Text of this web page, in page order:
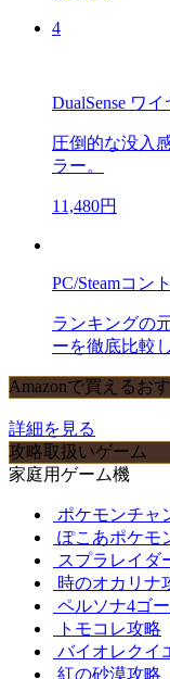
4
DualSense ワ
圧倒的な没入
ラー。
11,480円
PC/Steamコン
ランキングの
ーを徹底比較
Amazonで買えるお
詳細を見る
攻略取扱いゲーム
家庭用ゲーム機
ポケモンチャ
ぽこあポケモ
スプラレイダ
時のオカリナ
ペルソナ4ゴ
トモコレ攻略
バイオレクイ
紅の砂漠攻略